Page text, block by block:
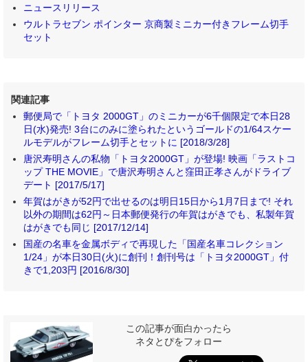
ニュースリリース
ウルトラセブン ポインター 京商製ミニカー付きフレーム切手
セット
関連記事
郵便局で「トヨタ 2000GT」のミニカーが6千個限定で本日28
日(水)発売! 3台にのみに塗られたというゴールドの1/64スケー
ルモデルがフレーム切手とセットに [2018/3/28]
唐沢寿明さんの私物「トヨタ2000GT」が登場! 映画「ラストコ
ップ THE MOVIE」で唐沢寿明さんと窪田正孝さんがドライブ
デート [2017/5/17]
年賀はがきが52円で出せるのは明日15日から1月7日まで! それ
以外の期間は62円～日本郵便発行の年賀はがきでも、私製年賀
はがきでも同じ [2017/12/14]
国産の名車を金属ボディで再現した「国産名車コレクション
1/24」が本日30日(火)に創刊！創刊号は「トヨタ2000GT」付
きで1,203円 [2016/8/30]
この記事が面白かったら
ネタとぴをフォロー